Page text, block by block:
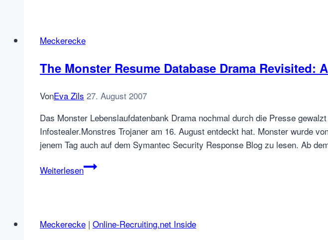
Firmen
machen
mobile
Recruiting!
Meckerecke
The Monster Resume Database Drama Revisited:
VonEva Zils 27. August 2007
Das Monster Lebenslaufdatenbank Drama nochmal durch die Presse
Infostealer.Monstres Trojaner am 16. August entdeckt hat. Monster wurde
jenem Tag auch auf dem Symantec Security Response Blog zu lesen. Ab
WeiterlesenThe
Drama
Revisited:
Meckerecke | Online-Recruiting.net Inside